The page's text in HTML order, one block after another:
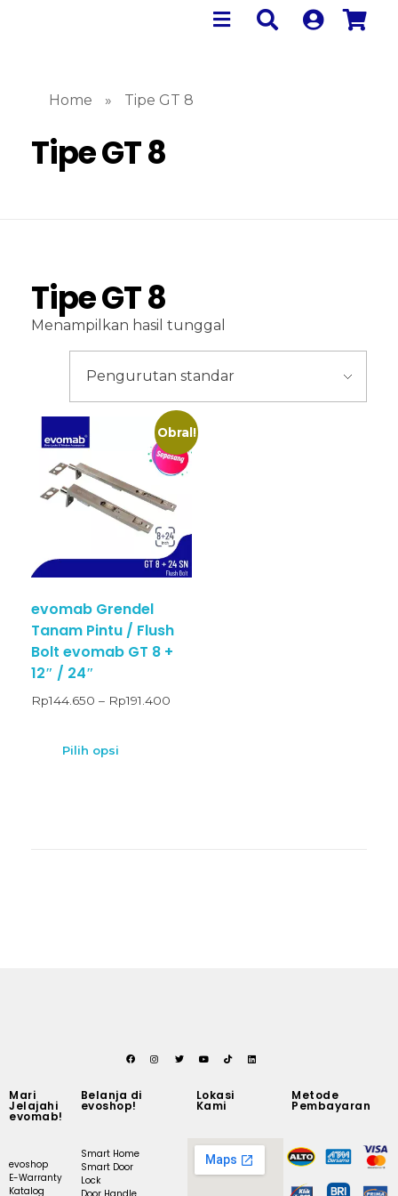
Home » Tipe GT 8
Tipe GT 8
Tipe GT 8
Menampilkan hasil tunggal
Obral!
evomab Grendel
Tanam Pintu / Flush
Bolt evomab GT 8 +
12″ / 24″
Rp144.650 – Rp191.400
Pilih opsi
Mari
Jelajahi
evomab!
evoshop
E-Warranty
Katalog
Belanja di
evoshop!
Smart Home
Smart Door
Lock
Lokasi
Kami
Metode
Pembayaran